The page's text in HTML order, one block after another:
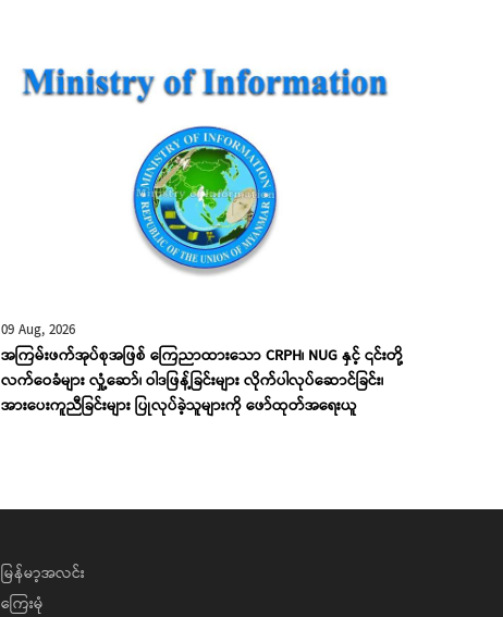
09 Aug, 2026
အကြမ်းဖက်အုပ်စုအဖြစ် ကြေညာထားသော CRPH၊ NUG နှင့် ၎င်းတို့
လက်ဝေခံများ လှုံ့ဆော်၊ ဝါဒဖြန့်ခြင်းများ လိုက်ပါလုပ်ဆောင်ခြင်း၊
အားပေးကူညီခြင်းများ ပြုလုပ်ခဲ့သူများကို ဖော်ထုတ်အရေးယူ
မြန်မာ့အလင်း
ကြေးမုံ